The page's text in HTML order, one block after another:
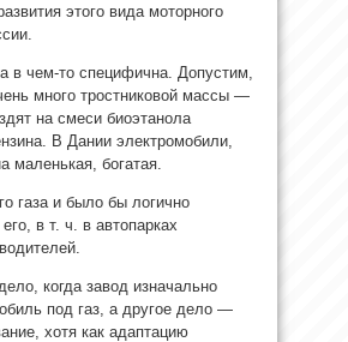
этого вида моторного
в чем-то специфична. Допустим,
много тростниковой массы —
на смеси биоэтанола
В Дании электромобили,
маленькая, богатая.
газа и было бы логично
в т. ч. в автопарках
когда завод изначально
под газ, а другое дело —
хотя как адаптацию